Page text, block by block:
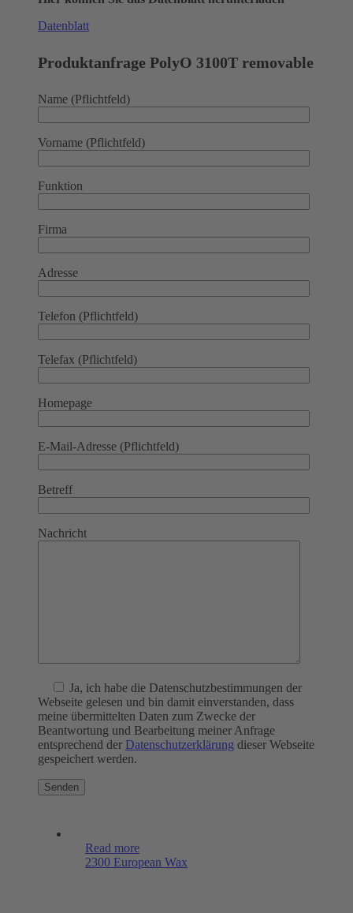
Datenblatt
Produktanfrage PolyO 3100T removable
Name (Pflichtfeld)
Vorname (Pflichtfeld)
Funktion
Firma
Adresse
Telefon (Pflichtfeld)
Telefax (Pflichtfeld)
Homepage
E-Mail-Adresse (Pflichtfeld)
Betreff
Nachricht
Ja, ich habe die Datenschutzbestimmungen der
Webseite gelesen und bin damit einverstanden, dass
meine übermittelten Daten zum Zwecke der
Beantwortung und Bearbeitung meiner Anfrage
entsprechend der Datenschutzerklärung dieser Webseite
gespeichert werden.
Read more
2300 European Wax